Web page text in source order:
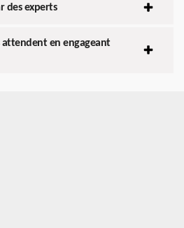
des experts
attendent en engageant